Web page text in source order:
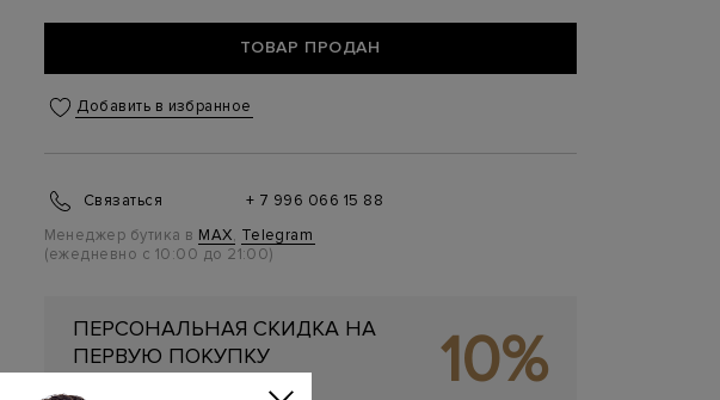
ТОВАР ПРОДАН
Добавить в избранное
Связаться
+ 7 996 066 15 88
Менеджер бутика в MAX, Telegram
(ежедневно с 10:00 до 21:00)
ПЕРСОНАЛЬНАЯ СКИДКА НА
ПЕРВУЮ ПОКУПКУ
Подробнее 10%